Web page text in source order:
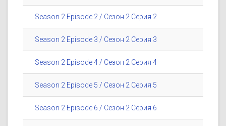
Season 2 Episode 2 / Сезон 2 Серия 2
Season 2 Episode 3 / Сезон 2 Серия 3
Season 2 Episode 4 / Сезон 2 Серия 4
Season 2 Episode 5 / Сезон 2 Серия 5
Season 2 Episode 6 / Сезон 2 Серия 6